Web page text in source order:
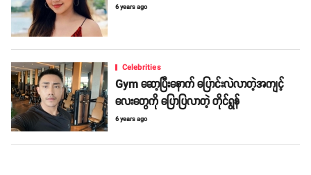
6 years ago
Celebrities
Gym ဆော့ပြီးနောက် ပြောင်းလဲလာတဲ့အကျင့်
လေးတွေကို ပြောပြလာတဲ့ တိုင်ရွန်
6 years ago